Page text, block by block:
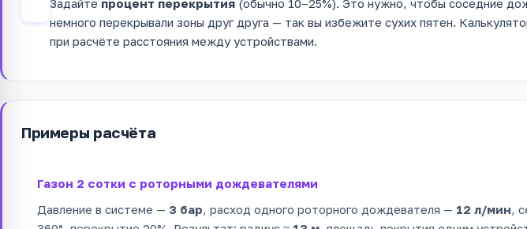
Задайте процент перекрытия (обычно 10–25%). Это нужно, чтобы соседние
немного перекрывали зоны друг друга — так вы избежите сухих пятен.
при расчёте расстояния между устройствами.
Примеры расчёта
Газон 2 сотки с роторными дождевателями
Давление в системе — 3 бар, расход одного роторного дождевателя — 12 л/мин,